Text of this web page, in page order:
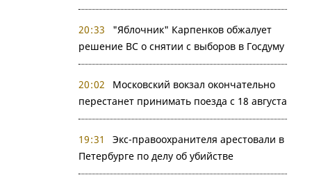
20:33
"Яблочник" Карпенков обжалует
решение ВС о снятии с выборов в Госдуму
20:02
Московский вокзал окончательно
перестанет принимать поезда с 18 августа
19:31
Экс-правоохранителя арестовали в
Петербурге по делу об убийстве